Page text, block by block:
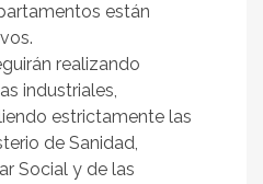
están
realizando
industriales,
estrictamente las
de Sanidad,
Social y de las